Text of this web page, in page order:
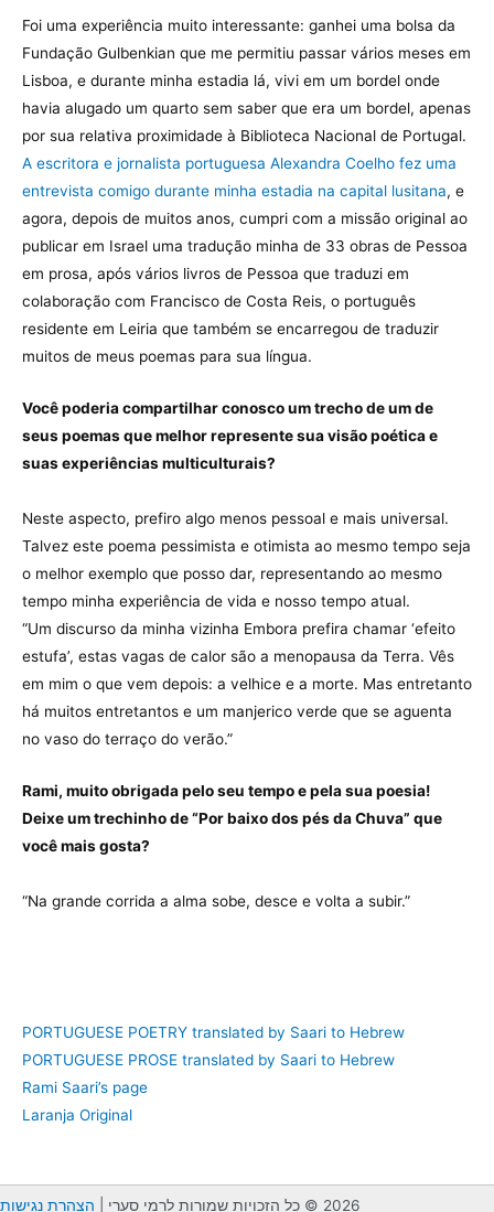
Foi uma experiência muito interessante: ganhei uma bolsa da
Fundação Gulbenkian que me permitiu passar vários meses em
Lisboa, e durante minha estadia lá, vivi em um bordel onde
havia alugado um quarto sem saber que era um bordel, apenas
por sua relativa proximidade à Biblioteca Nacional de Portugal.
A escritora e jornalista portuguesa Alexandra Coelho fez uma
entrevista comigo durante minha estadia na capital lusitana, e
agora, depois de muitos anos, cumpri com a missão original ao
publicar em Israel uma tradução minha de 33 obras de Pessoa
em prosa, após vários livros de Pessoa que traduzi em
colaboração com Francisco de Costa Reis, o português
residente em Leiria que também se encarregou de traduzir
muitos de meus poemas para sua língua.
Você poderia compartilhar conosco um trecho de um de
seus poemas que melhor represente sua visão poética e
suas experiências multiculturais?
Neste aspecto, prefiro algo menos pessoal e mais universal.
Talvez este poema pessimista e otimista ao mesmo tempo seja
o melhor exemplo que posso dar, representando ao mesmo
tempo minha experiência de vida e nosso tempo atual.
“Um discurso da minha vizinha Embora prefira chamar ‘efeito
estufa’, estas vagas de calor são a menopausa da Terra. Vês
em mim o que vem depois: a velhice e a morte. Mas entretanto
há muitos entretantos e um manjerico verde que se aguenta
no vaso do terraço do verão.”
Rami, muito obrigada pelo seu tempo e pela sua poesia!
Deixe um trechinho de “Por baixo dos pés da Chuva” que
você mais gosta?
“Na grande corrida a alma sobe, desce e volta a subir.”
PORTUGUESE POETRY translated by Saari to Hebrew
PORTUGUESE PROSE translated by Saari to Hebrew
Rami Saari’s page
Laranja Original
2026 © כל הזכויות שמורות לרמי סערי | הצהרת נגישות